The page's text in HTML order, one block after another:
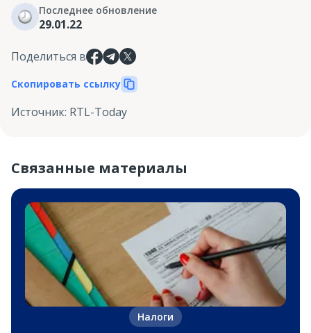
Последнее обновление
29.01.22
Поделиться в
Скопировать ссылку
Источник: RTL-Today
Связанные материалы
Налоги